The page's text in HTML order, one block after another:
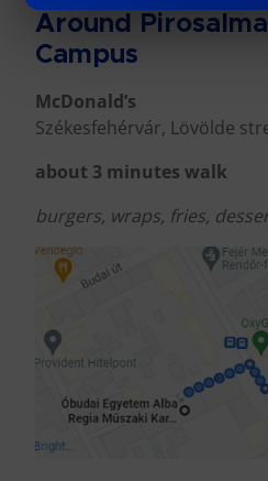
Around
Campus
McDonald’s
Székesfehérvár, Lövölde
about 3 minutes walk
burgers, wraps, fries,